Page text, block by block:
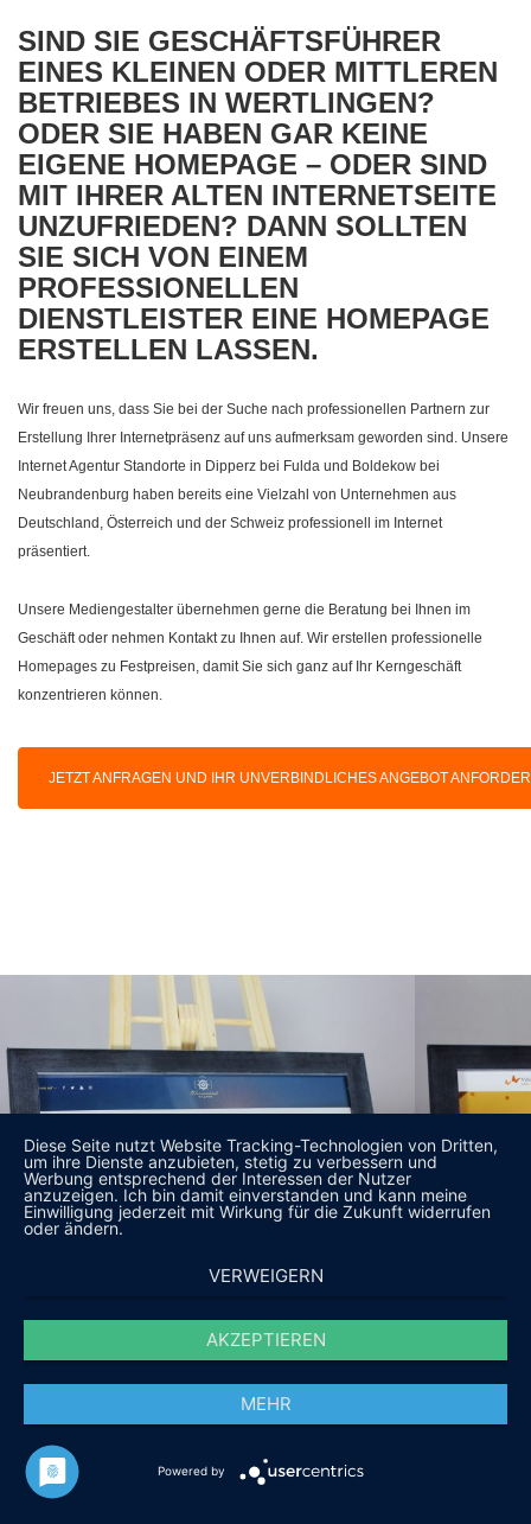
SIND SIE GESCHÄFTSFÜHRER
EINES KLEINEN ODER MITTLEREN
BETRIEBES IN WERTLINGEN?
ODER SIE HABEN GAR KEINE
EIGENE HOMEPAGE – ODER SIND
MIT IHRER ALTEN INTERNETSEITE
UNZUFRIEDEN? DANN SOLLTEN
SIE SICH VON EINEM
PROFESSIONELLEN
DIENSTLEISTER EINE HOMEPAGE
ERSTELLEN LASSEN.
Wir freuen uns, dass Sie bei der Suche nach professionellen Partnern zur
Erstellung Ihrer Internetpräsenz auf uns aufmerksam geworden sind. Unsere
Internet Agentur Standorte in Dipperz bei Fulda und Boldekow bei
Neubrandenburg haben bereits eine Vielzahl von Unternehmen aus
Deutschland, Österreich und der Schweiz professionell im Internet
präsentiert.
Unsere Mediengestalter übernehmen gerne die Beratung bei Ihnen im
Geschäft oder nehmen Kontakt zu Ihnen auf. Wir erstellen professionelle
Homepages zu Festpreisen, damit Sie sich ganz auf Ihr Kerngeschäft
konzentrieren können.
JETZT ANFRAGEN UND IHR UNVERBINDLICHES ANGEBOT
Diese Seite nutzt Website Tracking-Technologien von Dritten,
um ihre Dienste anzubieten, stetig zu verbessern und
Werbung entsprechend der Interessen der Nutzer
anzuzeigen. Ich bin damit einverstanden und kann meine
Einwilligung jederzeit mit Wirkung für die Zukunft widerrufen
oder ändern.
VERWEIGERN
AKZEPTIEREN
MEHR
Powered by